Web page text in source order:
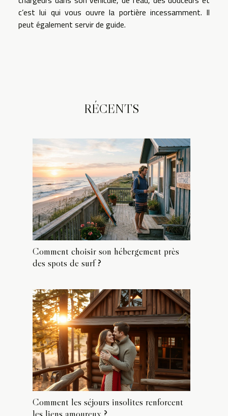
c’est lui qui vous ouvre la portière incessamment. Il
peut également servir de guide.
RÉCENTS
Comment choisir son hébergement près
des spots de surf ?
Comment les séjours insolites renforcent
les liens amoureux ?